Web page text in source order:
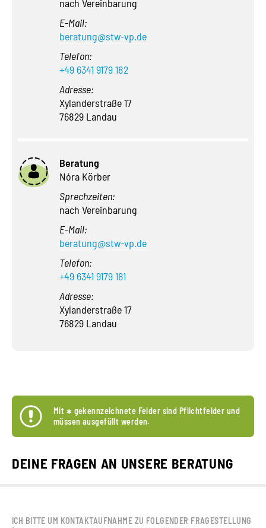
nach Vereinbarung
E-Mail:
beratung@stw-vp.de
Telefon:
+49 6341 9179 182
Adresse:
Xylanderstraße 17
76829 Landau
Beratung
Nóra Körber
Sprechzeiten:
nach Vereinbarung
E-Mail:
beratung@stw-vp.de
Telefon:
+49 6341 9179 181
Adresse:
Xylanderstraße 17
76829 Landau
Mit * gekennzeichnete Felder sind Pflichtfelder und
müssen ausgefüllt werden.
DEINE FRAGEN AN UNSERE BERATUNG
ICH BITTE UM KONTAKTAUFNAHME ZU FOLGENDER FRAGESTELLUNG